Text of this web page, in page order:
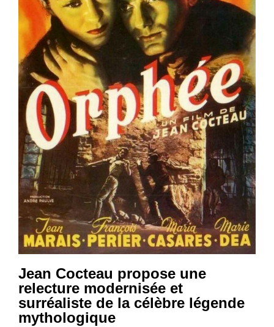
Jean Cocteau propose une
relecture modernisée et
surréaliste de la célèbre légende
mythologique